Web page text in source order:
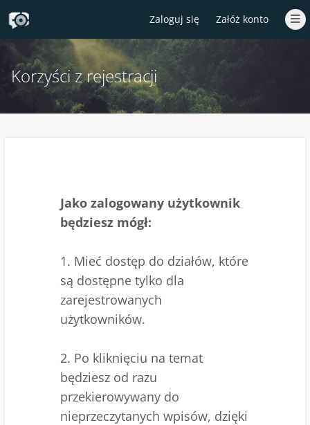
Zaloguj się Załóż konto
Korzyści z rejestracji
Jako zalogowany użytkownik
będziesz mógł:
1. Mieć dostęp do działów, które
są dostępne tylko dla
zarejestrowanych
użytkowników.
2. Po kliknięciu na temat
będziesz od razu
przekierowywany do
nieprzeczytanych wpisów, dzięki